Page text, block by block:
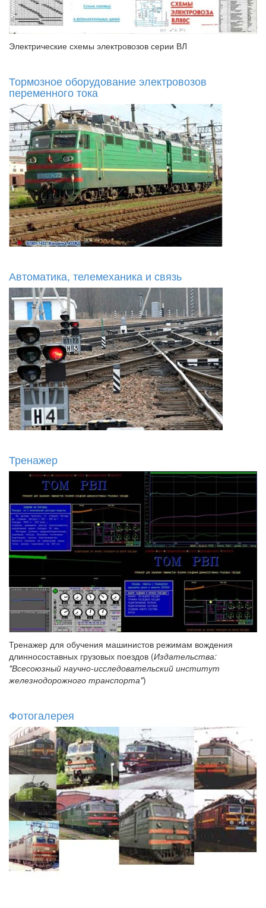
Электрические схемы электровозов серии ВЛ
Тормозное оборудование электровозов
переменного тока
Автоматика, телемеханика и связь
Тренажер
Тренажер для обучения машинистов режимам вождения
длинносоставных грузовых поездов (Издательства:
"Всесоюзный научно-исследовательский институт
железнодорожного транспорта")
Фотогалерея